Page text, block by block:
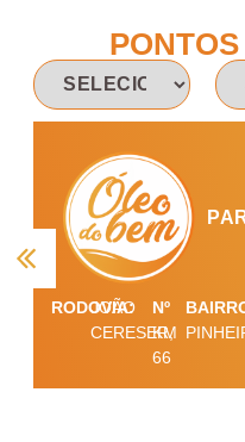
RODOVIA:
JOÃO
CERESER,
Nº
KM
66